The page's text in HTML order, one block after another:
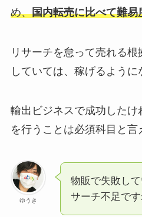
め、国内転売に比べて難易
リサーチを怠って売れる
していては、稼げるように
輸出ビジネスで成功したけ
を行うことは必須科目と言
ゆうき
物販で失敗し
サーチ不足で